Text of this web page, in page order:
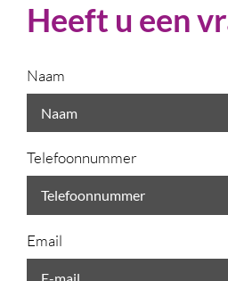
Heeft u een
Naam
Telefoonnummer
Email